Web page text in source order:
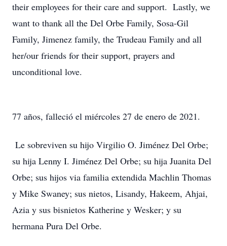
their employees for their care and support. Lastly, we
want to thank all the Del Orbe Family, Sosa-Gil
Family, Jimenez family, the Trudeau Family and all
her/our friends for their support, prayers and
unconditional love.
77 años, falleció el miércoles 27 de enero de 2021.
Le sobreviven su hijo Virgilio O. Jiménez Del Orbe;
su hija Lenny I. Jiménez Del Orbe; su hija Juanita Del
Orbe; sus hijos via familia extendida Machlin Thomas
y Mike Swaney; sus nietos, Lisandy, Hakeem, Ahjai,
Azia y sus bisnietos Katherine y Wesker; y su
hermana Pura Del Orbe.